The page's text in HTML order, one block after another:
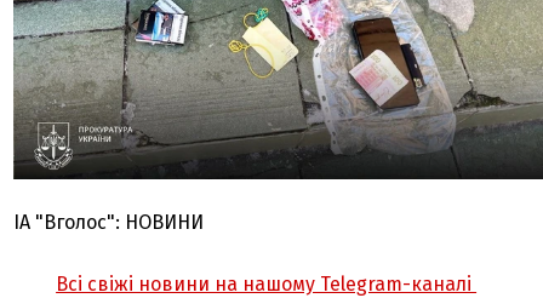
ІА "Вголос": НОВИНИ
Всі свіжі новини на нашому Telegram-каналі